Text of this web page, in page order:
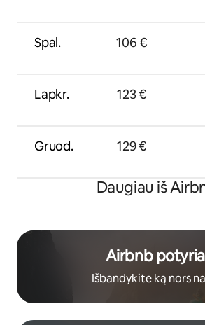
Spal.
Lapkr.
Gruod.
106 €
123 €
129 €
Daugiau iš
Airbnb
Išbandykite ką nors